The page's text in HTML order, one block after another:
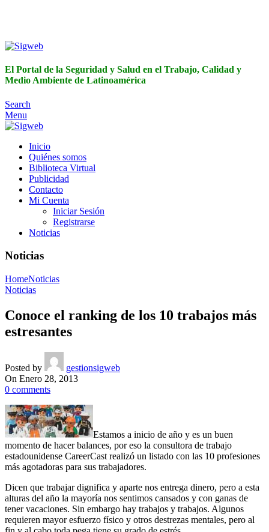
El Portal de la Seguridad y Salud en el Trabajo, Calidad y
Medio Ambiente de Latinoamérica
Search
Menu
Inicio
Quiénes somos
Biblioteca Virtual
Publicidad
Contacto
Mi Cuenta
Iniciar Sesión
Registrarse
Noticias
Noticias
HomeNoticias
Noticias
Conoce el ranking de los 10 trabajos más
estresantes
Posted by
gestionsigweb
On Enero 28, 2013
0 comments
Estamos a inicio de año y es un buen
momento de hacer balances, por eso la consultora de trabajo
estadounidense CareerCast realizó un listado con las 10 profesiones
más agotadoras para sus trabajadores.
Dicen que trabajar dignifica y aparte nos entrega dinero, pero a esta
alturas del año la mayoría nos sentimos cansados y con ganas de
tener vacaciones. Sin embargo hay trabajos y trabajos. Algunos
requieren mayor esfuerzo físico y otros destrezas mentales, pero al